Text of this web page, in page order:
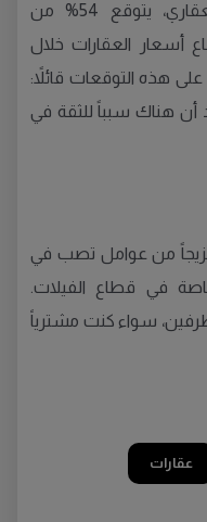
وفقاً لبيانات موقع "Hemnet" العقاري، يتوقع 54% من
أسعار العقارات خلال
هذه التوقعات قائلاً:
أن هناك سبباً للثقة في
مزيجاً من عوامل تصب في
في قطاع الفيلات.
سواء كنت مشترياً
عقارات